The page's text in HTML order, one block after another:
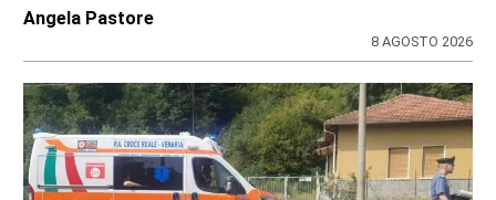
Angela Pastore
8 AGOSTO 2026